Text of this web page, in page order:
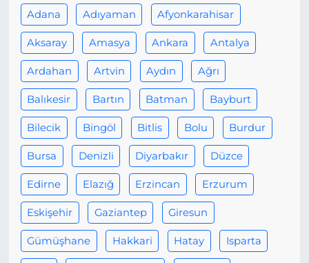
Adana Adıyaman Afyonkarahisar
Aksaray Amasya Ankara Antalya
Ardahan Artvin Aydın Ağrı
Balıkesir Bartın Batman Bayburt
Bilecik Bingöl Bitlis Bolu Burdur
Bursa Denizli Diyarbakır Düzce
Edirne Elazığ Erzincan Erzurum
Eskişehir Gaziantep Giresun
Gümüşhane Hakkari Hatay Isparta